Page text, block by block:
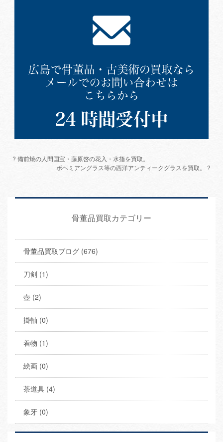
? 備前焼の人間国宝・藤原啓の花入・水指を買取。
ボヘミアングラス等の西洋アンティークグラスを買取。 ?
骨董品買取カテゴリー
骨董品買取ブログ (676)
刀剣 (1)
壺 (2)
掛軸 (0)
着物 (1)
絵画 (0)
茶道具 (4)
象牙 (0)